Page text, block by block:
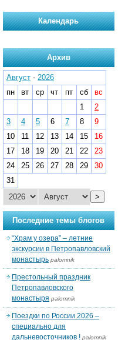
Календарь
Архив
Август - 2026
пн
вт ср чт пт сб
вс
1
2
3
4 5 6 7 8
9
10
11 12 13 14 15
16
17
18 19 20 21 22
23
24
25 26 27 28 29
30
31
>
Последние темы блогов
“Храм у озера” – летние
экскурсии в Петропавловский
монастырь palomnik
Престольный праздник
Петропавловского
монастыря palomnik
Поездки по России 2026 –
специально для
дальневосточников ! palomnik